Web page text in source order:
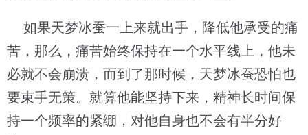
如果天梦冰蚕一上来就出手，降低他承受的痛
苦，那么，痛苦始终保持在一个水平线上，他未
必就不会崩溃，而到了那时候，天梦冰蚕恐怕也
要束手无策。就算他能坚持下来，精神长时间保
持一个频率的紧绷，对他自身也不会有半分好